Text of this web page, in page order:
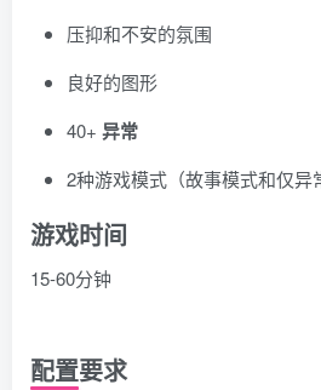
压抑和不安的氛围
良好的图形
40+ 异常
2种游戏模式（故事模式和仅异
游戏时间
15-60分钟
配置要求